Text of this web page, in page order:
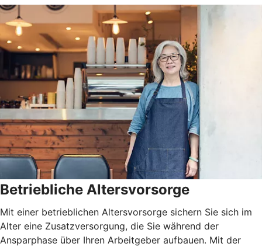
Betriebliche Altersvorsorge
Mit einer betrieblichen Altersvorsorge sichern Sie sich im
Alter eine Zusatzversorgung, die Sie während der
Ansparphase über Ihren Arbeitgeber aufbauen. Mit der